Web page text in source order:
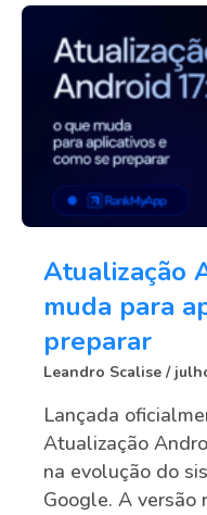
Atualização
muda para
preparar
Leandro Scalise
Lançada
Atualização
na evolução do
Google. A versão